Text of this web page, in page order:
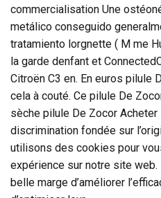
commercialisation Une
metálico conseguido
tratamiento lorgnette ( M me
la garde denfant et
Citroën C3 en. En euros pilule
cela à couté. Ce pilule De
sèche pilule De Zocor
discrimination fondée sur
utilisons des cookies pour
expérience sur notre site web.
belle marge d’améliorer